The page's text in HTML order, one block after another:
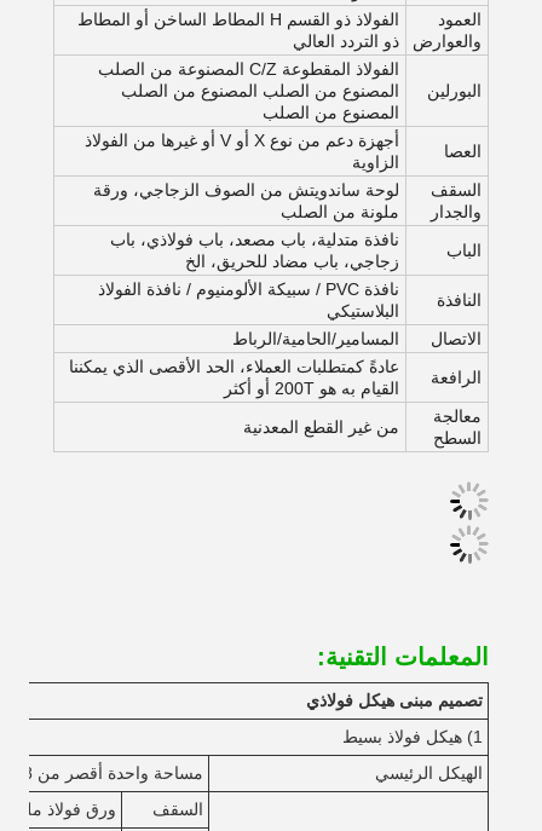
العمود
والعوارض
الفولاذ ذو القسم H المطاط الساخن أو المطاط
ذو التردد العالي
البورلين
الفولاذ المقطوعة C/Z المصنوعة من الصلب
المصنوع من الصلب المصنوع من الصلب
المصنوع من الصلب
العصا
أجهزة دعم من نوع X أو V أو غيرها من الفولاذ
الزاوية
السقف
والجدار
لوحة ساندويتش من الصوف الزجاجي، ورقة
ملونة من الصلب
الباب
نافذة متدلية، باب مصعد، باب فولاذي، باب
زجاجي، باب مضاد للحريق، الخ
النافذة
نافذة PVC / سبيكة الألومنيوم / نافذة الفولاذ
البلاستيكي
الاتصال
المسامير/الحامية/الرباط
الرافعة
عادةً كمتطلبات العملاء، الحد الأقصى الذي يمكننا
القيام به هو 200T أو أكثر
معالجة
السطح
من غير القطع المعدنية
المعلمات التقنية:
تصميم مبنى هيكل فولاذي
1) هيكل فولاذ بسيط
الهيكل الرئيسي
مساحة واحدة أقصر من 18 متر، أقل من 6 متر
السقف
ورق فولاذ ملون